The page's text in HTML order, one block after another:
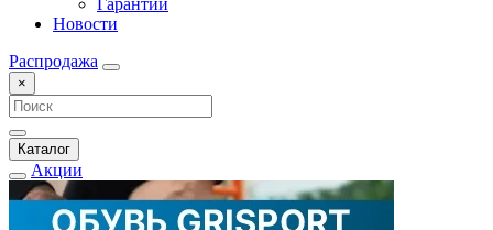
Гарантии
Новости
Распродажа
×
Каталог
Акции